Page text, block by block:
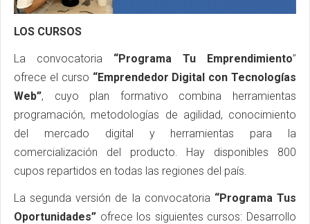
LOS CURSOS
La convocatoria “Programa Tu Emprendimiento”
ofrece el curso “Emprendedor Digital con Tecnologías
Web”, cuyo plan formativo combina herramientas
programación, metodologías de agilidad, conocimiento
del mercado digital y herramientas para la
comercialización del producto. Hay disponibles 800
cupos repartidos en todas las regiones del país.
La segunda versión de la convocatoria“Programa Tus
Oportunidades” ofrece los siguientes cursos: Desarrollo